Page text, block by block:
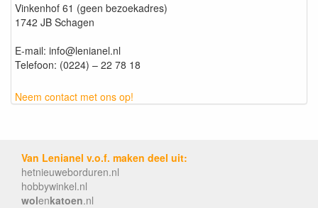
Vinkenhof 61 (geen bezoekadres)
1742 JB Schagen
E-mail: info@lenianel.nl
Telefoon: (0224) – 22 78 18
Neem contact met ons op!
Van Lenianel v.o.f. maken deel uit:
hetnieuweborduren.nl
hobbywinkel.nl
wolenkatoen.nl